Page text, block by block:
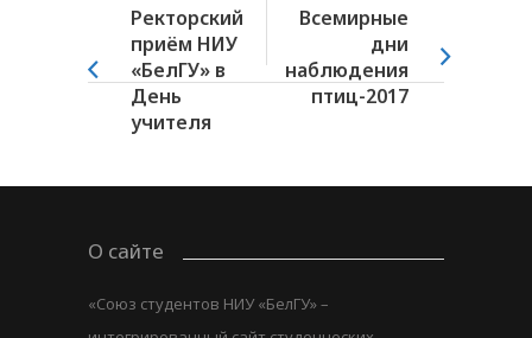
Ректорский
приём НИУ
«БелГУ» в
День
учителя
Всемирные
дни
наблюдения
птиц-2017
О сайте
«Союз студентов НИУ «БелГУ» –